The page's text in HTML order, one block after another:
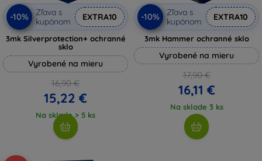
-10%
Zľava s
kupónom
EXTRA10
3mk Silverprotection+ ochranné
sklo
Vyrobené na mieru
16,90 €
15,22 €
Na sklade > 5 ks
-10%
Zľava s
kupónom
EXTRA10
3mk Hammer ochranné sklo
Vyrobené na mieru
17,90 €
16,11 €
Na sklade 3 ks